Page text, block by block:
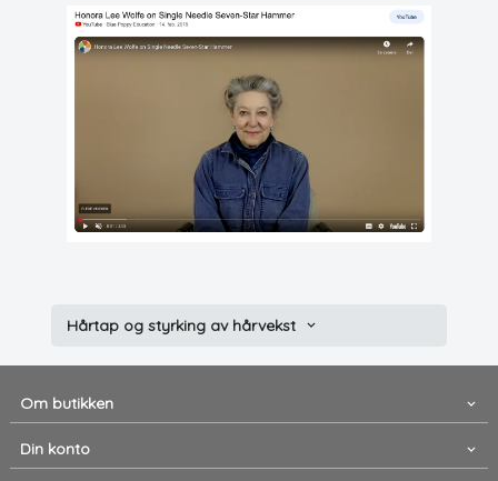
Hårtap og styrking av hårvekst
Om butikken
Din konto